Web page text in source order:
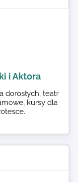
i Aktora
dorosłych, teatr
kursy dla